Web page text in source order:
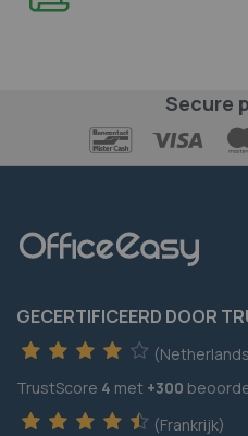
Secure
GECERTIFICEERD DOOR
TrustScore 4 met +300
(Frankrijk)